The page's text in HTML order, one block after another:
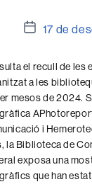
Data
l'entrada
17 de
el recull de les
a les
mesos de 2024.
i
la Biblioteca de
exposa una
que han